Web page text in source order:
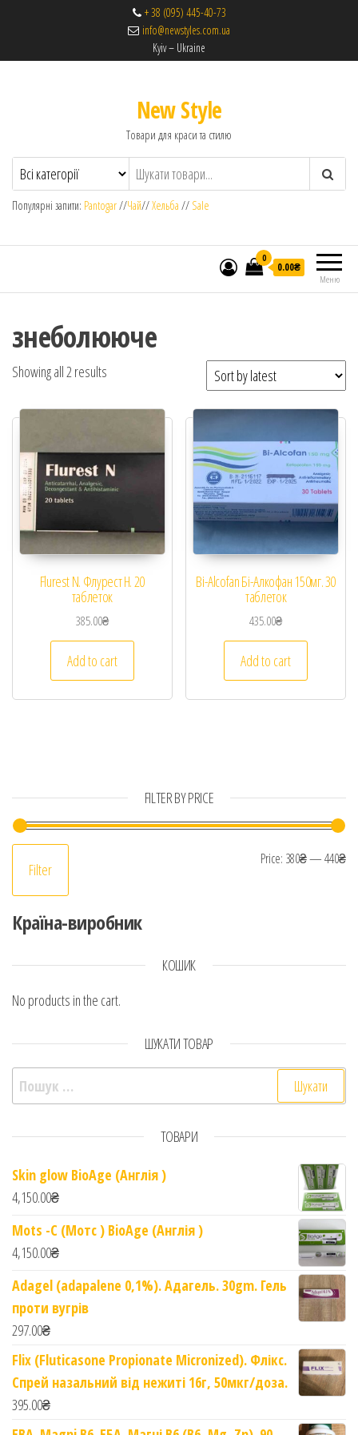
+ 38 (095) 445-40-73
info@newstyles.com.ua
Kyiv – Ukraine
New Style
Товари для краси та стилю
Популярні запити: Pantogar//Чай//Хельба // Sale
Меню
0
0.00₴
знеболююче
Showing all 2 results
Flurest N. Флурест Н. 20
таблеток
385.00₴
Add to cart
Bi-Alcofan Бі-Алкофан 150мг. 30
таблеток
435.00₴
Add to cart
FILTER BY PRICE
Filter
Price: 380₴—440₴
Країна-виробник
КОШИК
No products in the cart.
ШУКАТИ ТОВАР
Пошук:
ТОВАРИ
Skin glow BioAge (Англія )
4,150.00₴
Mots -C (Мотс ) BioAge (Англія )
4,150.00₴
Adagel (adapalene 0,1%). Адагель. 30gm. Гель
проти вугрів
297.00₴
Flix (Fluticasone Propionate Micronized). Флікс.
Спрей назальний від нежиті 16г, 50мкг/доза.
395.00₴